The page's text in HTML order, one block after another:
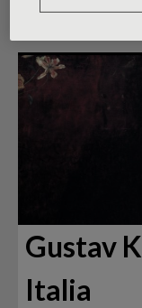
di Lorenzo
Gustav
Italia